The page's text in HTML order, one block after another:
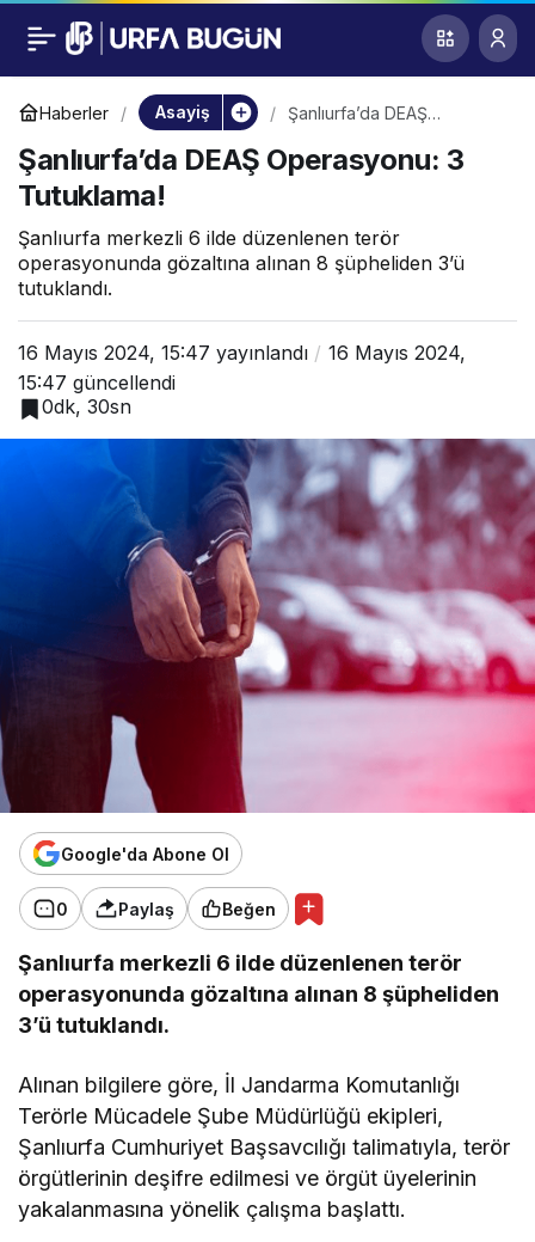
Haberler Asayiş
Şanlıurfa’da DEAŞ
Şanlıurfa’da DEAŞ Operasyonu: 3
Tutuklama!
Şanlıurfa merkezli 6 ilde düzenlenen terör
operasyonunda gözaltına alınan 8 şüpheliden 3’ü
tutuklandı.
16 Mayıs 2024, 15:47 yayınlandı
16 Mayıs 2024,
15:47 güncellendi
0dk, 30sn
Google'da Abone Ol
0 Paylaş Beğen
Şanlıurfa merkezli 6 ilde düzenlenen terör
operasyonunda gözaltına alınan 8 şüpheliden
3’ü tutuklandı.
Alınan bilgilere göre, İl Jandarma Komutanlığı
Terörle Mücadele Şube Müdürlüğü ekipleri,
Şanlıurfa Cumhuriyet Başsavcılığı talimatıyla, terör
örgütlerinin deşifre edilmesi ve örgüt üyelerinin
yakalanmasına yönelik çalışma başlattı.
Şanlıurfa’da DEAŞ
Operasyonu: 3
Tutuklama!
0